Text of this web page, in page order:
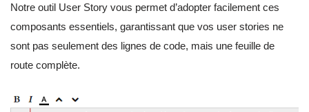
Notre outil User Story vous permet d’adopter facilement ces
composants essentiels, garantissant que vos user stories ne
sont pas seulement des lignes de code, mais une feuille de
route complète.